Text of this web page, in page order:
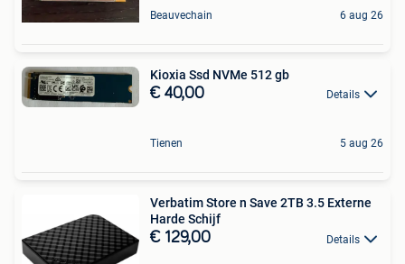
Beauvechain 6 aug 26
Kioxia Ssd NVMe 512 gb
€ 40,00 Details
Tienen 5 aug 26
Verbatim Store n Save 2TB 3.5 Externe
Harde Schijf
€ 129,00 Details